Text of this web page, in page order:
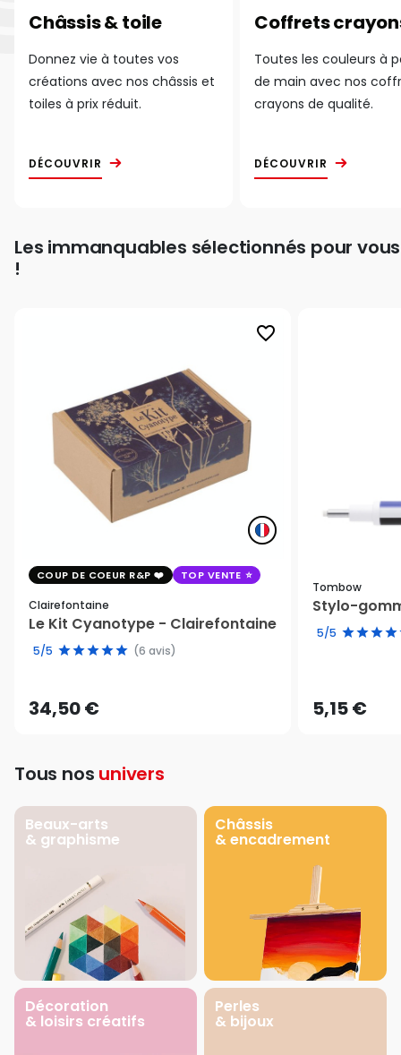
Châssis & toile
Donnez vie à toutes vos
créations avec nos châssis et
toiles à prix réduit.
DÉCOUVRIR
Coffrets
Toutes les couleurs à
de main avec nos
crayons de qualité.
DÉCOUVRIR
Les immanquables sélectionnés pour vous
!
favorite_border
COUP DE COEUR R&P TOP VENTE
Clairefontaine
Le Kit Cyanotype - Clairefontaine
5/5 (6 avis)
34,50 €
Tombow
Stylo-
5/5
5,15 €
Tous nos univers
Beaux-arts
& graphisme
Châssis
& encadrement
Décoration
& loisirs créatifs
Perles
& bijoux